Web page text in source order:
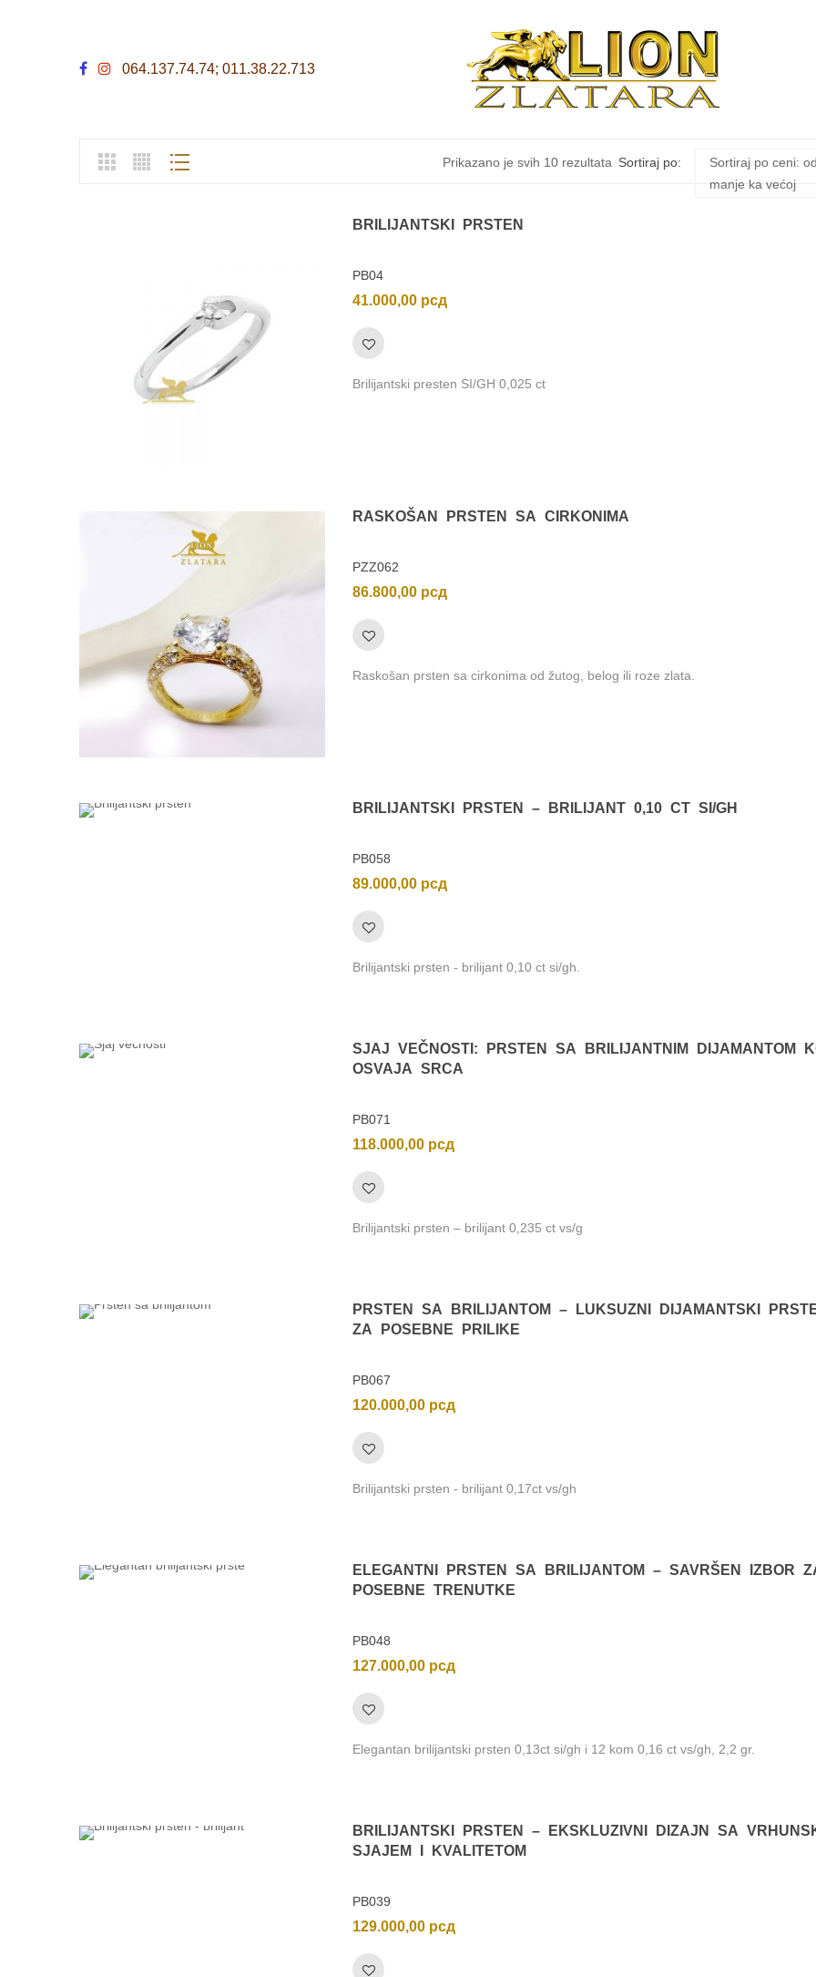
064.137.74.74; 011.38.22.713
Prikazano je svih 10 rezultata Sortirano
Sortiraj po:
Sortiraj po ceni:
manje ka većoj
BRILIJANTSKI PRSTEN
PB04
41.000,00 рсд
Brilijantski presten SI/GH 0,025 ct
RASKOŠAN PRSTEN SA CIRKONIMA
PZZ062
86.800,00 рсд
Raskošan prsten sa cirkonima od žutog, belog ili roze zlata.
BRILIJANTSKI PRSTEN – BRILIJANT 0,10 CT SI/GH
PB058
89.000,00 рсд
Brilijantski prsten - brilijant 0,10 ct si/gh.
SJAJ VEČNOSTI: PRSTEN SA BRILIJANTNIM DIJAMANTOM
OSVAJA SRCA
PB071
118.000,00 рсд
Brilijantski prsten – brilijant 0,235 ct vs/g
PRSTEN SA BRILIJANTOM – LUKSUZNI DIJAMANTSKI
ZA POSEBNE PRILIKE
PB067
120.000,00 рсд
Brilijantski prsten - brilijant 0,17ct vs/gh
ELEGANTNI PRSTEN SA BRILIJANTOM – SAVRŠEN IZBOR
POSEBNE TRENUTKE
PB048
127.000,00 рсд
Elegantan brilijantski prsten 0,13ct si/gh i 12 kom 0,16 ct vs/gh, 2,2 gr.
BRILIJANTSKI PRSTEN – EKSKLUZIVNI DIZAJN SA
SJAJEM I KVALITETOM
PB039
129.000,00 рсд